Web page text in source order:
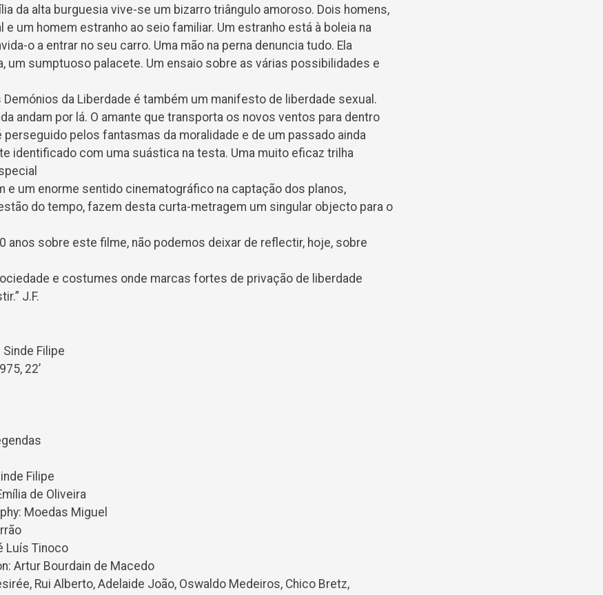
da alta burguesia vive-se um bizarro triângulo amoroso. Dois homens,
e um homem estranho ao seio familiar. Um estranho está à boleia na
o a entrar no seu carro. Uma mão na perna denuncia tudo. Ela
um sumptuoso palacete. Um ensaio sobre as várias possibilidades e
Demónios da Liberdade é também um manifesto de liberdade sexual.
andam por lá. O amante que transporta os novos ventos para dentro
perseguido pelos fantasmas da moralidade e de um passado ainda
identificado com uma suástica na testa. Uma muito eficaz trilha
e um enorme sentido cinematográfico na captação dos planos,
do tempo, fazem desta curta-metragem um singular objecto para o
anos sobre este filme, não podemos deixar de reflectir, hoje, sobre
e costumes onde marcas fortes de privação de liberdade
J.F.
Filipe
22’
Filipe
de Oliveira
Moedas Miguel
Luís Tinoco
Artur Bourdain de Macedo
Rui Alberto, Adelaide João, Oswaldo Medeiros, Chico Bretz,